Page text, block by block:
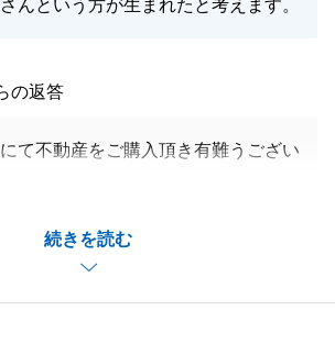
んという方が生まれたと考えます。
続きを読む
の返答
て不動産をご購入頂き有難うござい
いますが、T様からの「何事も楽し
お言葉に私も助けられました。
営業担当として取引をお任せいただ